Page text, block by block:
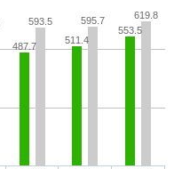
487.7
511.4
553.5
593.5 595.7 619.8